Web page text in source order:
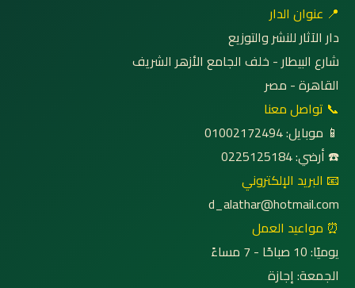
📍 عنوان الدار
دار الآثار للنشر والتوزيع
شارع البيطار - خلف الجامع الأزهر الشريف
القاهرة - مصر
📞 تواصل معنا
📱 موبايل: 01002172494
☎️ أرضي: 0225125184
📧 البريد الإلكتروني
d_alathar@hotmail.com
⏰ مواعيد العمل
يوميًا: 10 صباحًا - 7 مساءً
الجمعة: إجازة